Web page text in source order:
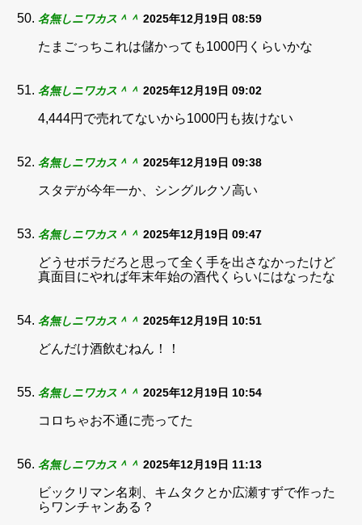
名無しニワカス＾＾ 2025年12月19日 08:59
たまごっちこれは儲かっても1000円くらいかな
名無しニワカス＾＾ 2025年12月19日 09:02
4,444円で売れてないから1000円も抜けない
名無しニワカス＾＾ 2025年12月19日 09:38
スタデが今年一か、シングルクソ高い
名無しニワカス＾＾ 2025年12月19日 09:47
どうせボラだろと思って全く手を出さなかったけど
真面目にやれば年末年始の酒代くらいにはなったな
名無しニワカス＾＾ 2025年12月19日 10:51
どんだけ酒飲むねん！！
名無しニワカス＾＾ 2025年12月19日 10:54
コロちゃお不通に売ってた
名無しニワカス＾＾ 2025年12月19日 11:13
ビックリマン名刺、キムタクとか広瀬すずで作った
らワンチャンある？